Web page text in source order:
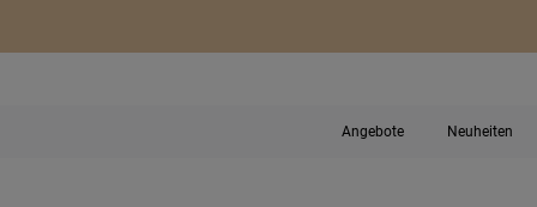
Angebote Neuheiten